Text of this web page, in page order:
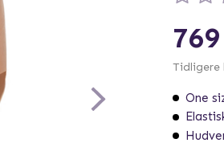
Tidligere
One